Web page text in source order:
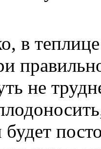
в
не
будет